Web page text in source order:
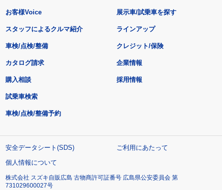
お客様Voice
スタッフによるクルマ紹介
展示車/試乗車を探す
ラインアップ
車検/点検/整備 クレジット/保険
カタログ請求
購入相談
試乗車検索
車検/点検/整備予約
企業情報
採用情報
安全データシート(SDS)
ご利用にあたって
個人情報について
株式会社 スズキ自販広島 古物商許可証番号 広島県公安委員会 第
731029600027号